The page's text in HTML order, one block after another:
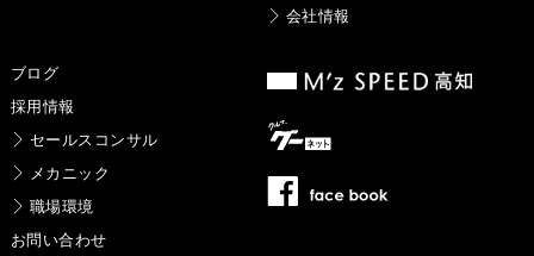
会社情報
ブログ
採用情報
セールスコンサル
メカニック
職場環境
お問い合わせ